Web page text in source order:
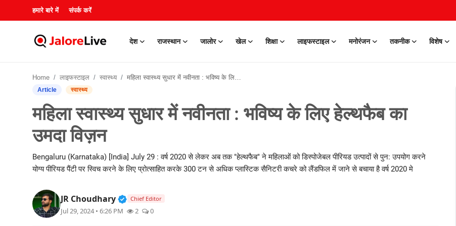
हमारे बारे में संपर्क करें
देश राजस्थान जालोर खेल शिक्षा लाइफस्टाइल मनोरंजन तकनीक विशेष
राजस्थान
Home लाइफस्टाइल स्वास्थ्य महिला स्वास्थ्य सुधार में नवीनता : भविष्य के लिए हेल्थफैब का उमदा विज़न
Article स्वास्थ्य
महिला स्वास्थ्य सुधार में नवीनता : भविष्य के लिए हेल्थफैब का
उमदा विज़न
Bengaluru (Karnataka) [India] July 29 : वर्ष 2020 से लेकर अब तक "हेल्थफैब" ने महिलाओं को डिस्पोजेबल पीरियड उत्पादों से पुन: उपयोग करने
योग्य पीरियड पैंटी पर स्विच करने के लिए प्रोत्साहित करके 300 टन से अधिक प्लास्टिक सैनिटरी कचरे को लैंडफिल में जाने से बचाया है वर्ष 2020 मे
JR Choudhary Verified Public Figure • 30 Mar, 2026
Chief Editor
Jul 29, 2024 • 6:26 PM 2 0